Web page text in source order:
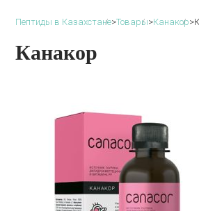
Пептиды в Казахстане>Товары>Канакор>
Канакор